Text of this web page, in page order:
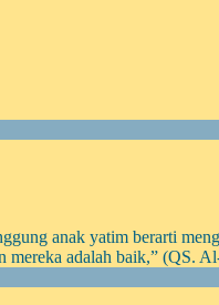
anak yatim berarti
mereka adalah baik,” (QS.